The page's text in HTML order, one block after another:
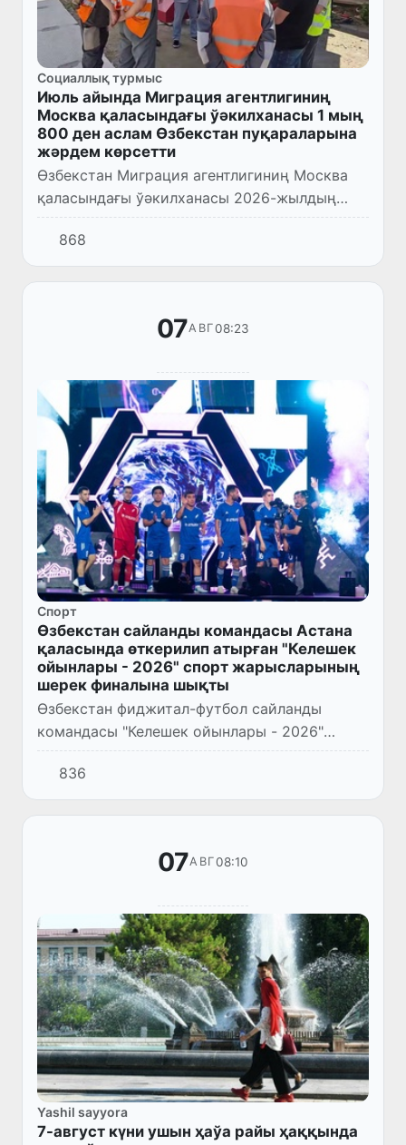
Социаллық турмыс
Июль айында Миграция агентлигиниң
Москва қаласындағы ўәкилханасы 1 мың
800 ден аслам Өзбекстан пуқараларына
жәрдем көрсетти
Өзбекстан Миграция агентлигиниң Москва
қаласындағы ўәкилханасы 2026-жылдың
июль айындағы жумысларын жуўмақлады.
Бир айда Россияда ўақтынша мийнет етип
атырған 1 мың 800 ден аслам Ө...
868
07АВГ08:23
Спорт
Өзбекстан сайланды командасы Астана
қаласында өткерилип атырған "Келешек
ойынлары - 2026" спорт жарысларының
шерек финалына шықты
Өзбекстан фиджитал-футбол сайланды
командасы "Келешек ойынлары - 2026"
халықаралық турнириниң шерек финалына
шықты ҳәм Orlando Pirates командасын
драматиклик тәризде жеңди.
836
07АВГ08:10
Yashil sayyora
7-август күни ушын ҳаўа райы ҳаққында